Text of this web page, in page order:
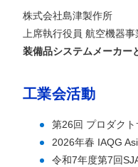
株式会社島津製作所
上席執行役員 航空機
装備品システムメーカー
工業会活動
第26回 プロダク
2026年春 IAQG
令和7年度第7回